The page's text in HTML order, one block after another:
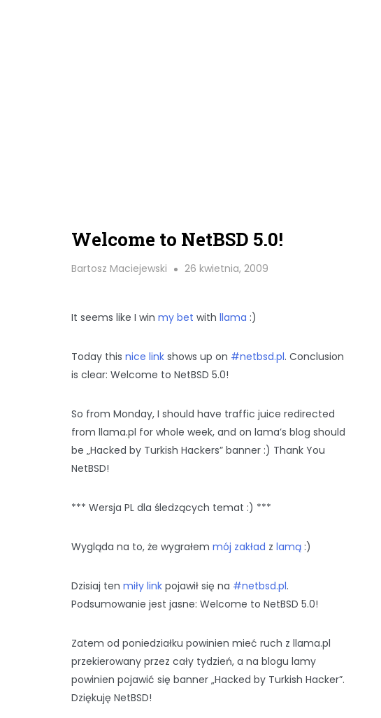
Welcome to NetBSD 5.0!
Bartosz Maciejewski 26 kwietnia, 2009
It seems like I win my bet with llama :)
Today this nice link shows up on #netbsd.pl. Conclusion
is clear: Welcome to NetBSD 5.0!
So from Monday, I should have traffic juice redirected
from llama.pl for whole week, and on lama’s blog should
be „Hacked by Turkish Hackers” banner :) Thank You
NetBSD!
*** Wersja PL dla śledzących temat :) ***
Wygląda na to, że wygrałem mój zakład z lamą :)
Dzisiaj ten miły link pojawił się na #netbsd.pl.
Podsumowanie jest jasne: Welcome to NetBSD 5.0!
Zatem od poniedziałku powinien mieć ruch z llama.pl
przekierowany przez cały tydzień, a na blogu lamy
powinien pojawić się banner „Hacked by Turkish Hacker”.
Dziękuję NetBSD!